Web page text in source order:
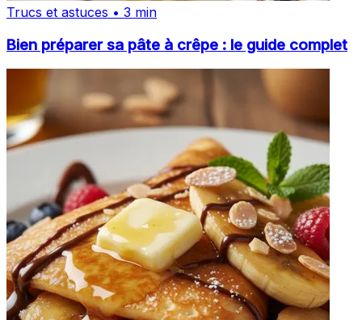
Trucs et astuces • 3 min
Bien préparer sa pâte à crêpe : le guide complet